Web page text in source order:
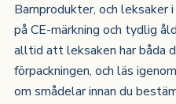
Barnprodukter, och leksaker
på CE-märkning och tydlig
alltid att leksaken har båda
förpackningen, och läs
om smådelar innan du